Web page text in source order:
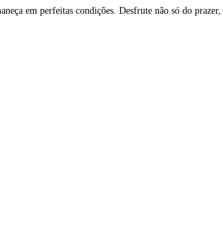
em perfeitas condições. Desfrute não só do